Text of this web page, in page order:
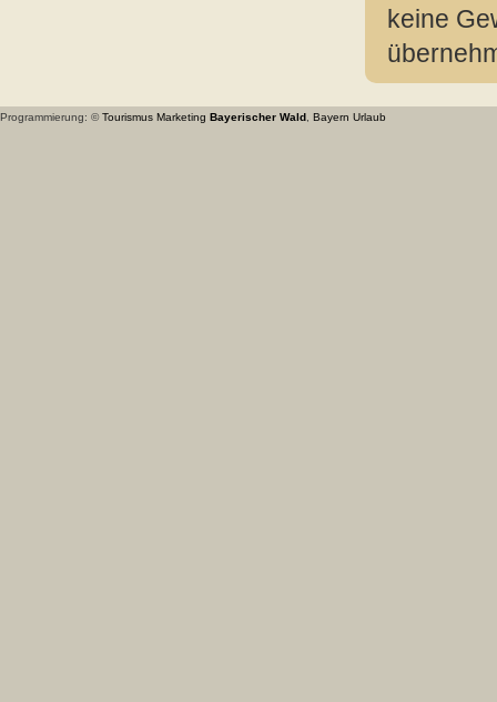
keine
Programmierung: ©Tourismus Marketing Bayerischer Wald Bayern Urlaub